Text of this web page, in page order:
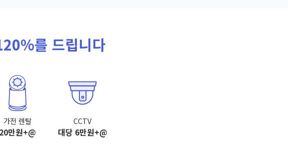
를 드립니다
가전 렌탈
20만원+@
CCTV
대당 6만원+@